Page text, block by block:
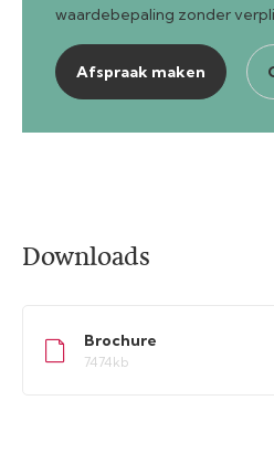
waardebepaling zonder
Afspraak maken
Downloads
Brochure
7474kb